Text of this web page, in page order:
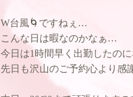
W台風🌀ですねぇ…
こんな日は暇なのかなぁ…
今日は1時間早く出勤したの
先日も沢山のご予約心より感